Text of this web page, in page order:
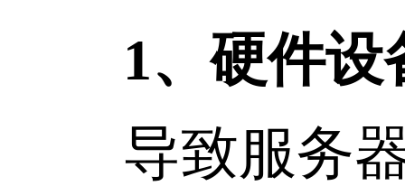
1、硬件设
导致服务器